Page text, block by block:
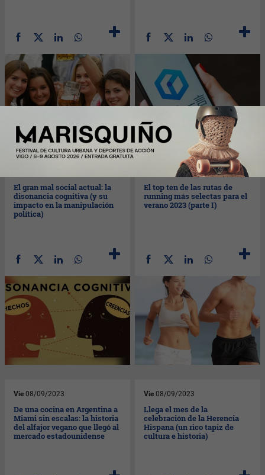
El gran mal social actual: la
disonancia cognitiva (y su
impacto en la manipulación
política)
11/09/2023
El top ten de las rutas de
running más selectas para el
verano 2023 (parte I)
Vie 08/09/2023
De una cocina en Argentina a
Miami sin escalas: la historia
del alfajor vegano que llegó al
mercado estadounidense
Vie 08/09/2023
Llega el mes de la
celebración de la Herencia
Hispana (un rico tapiz de
cultura e historia)